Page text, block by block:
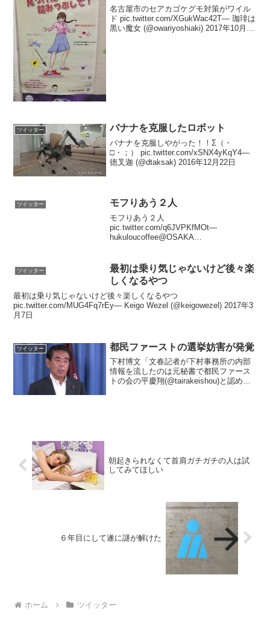
名古屋市のセアカゴケグモ対策がワイル
ド pic.twitter.com/XGukWac42T— 珈琲は
黒い魔女 (@owariyoshiaki) 2017年10月20
ツイッター バナナを克服したロボット
バナナを克服しやがった！！Σ（・
□・；） pic.twitter.com/xSNX4yKqY4—
徳叉迦 (@dtaksak) 2016年12月22日
ツイッター モフりあう２人
モフりあう２人
pic.twitter.com/q6JVPKfMOt—
hukuloucoffee@OSAKA
ツイッター
最初は乗り気じゃないけど後々楽
しくなるやつ
最初は乗り気じゃないけど後々楽しくなるやつ
pic.twitter.com/MUG4Fq7rEy— Keigo Wezel (@keigowezel) 2017年3
月7日
ツイッター 都民ファーストの選挙妨害が発覚
下村博文「文春記者が下村事務所の内部
情報を流したのは元秘書で都民ファース
トの会の平慶翔(@tairakeishou)と認め
朝起きられなくて首肩ガチガチの人は試
してみてほしい
６年目にして遂に謎が解けた
ホーム ツイッター